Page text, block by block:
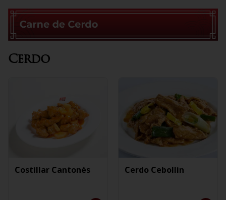
Cerdo
Costillar Cantonés Cerdo Cebollin